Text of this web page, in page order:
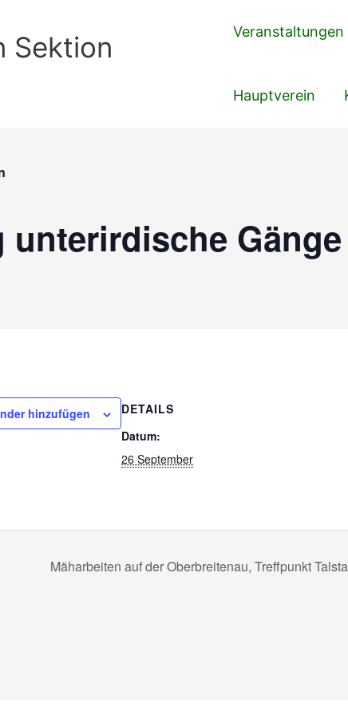
Sektion
Veranstaltungen
Hauptverein
unterirdische
hinzufügen
DETAILS
Datum:
26 September
Mäharbeiten auf der Oberbreitenau, Treffpunkt